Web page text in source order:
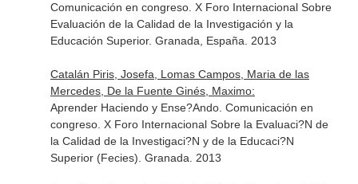
Comunicación en congreso. X Foro Internacional Sobre
Evaluación de la Calidad de la Investigación y la
Educación Superior. Granada, España. 2013
Catalán Piris, Josefa, Lomas Campos, Maria de las
Mercedes, De la Fuente Ginés, Maximo:
Aprender Haciendo y Ense?Ando. Comunicación en
congreso. X Foro Internacional Sobre la Evaluaci?N de
la Calidad de la Investigaci?N y de la Educaci?N
Superior (Fecies). Granada. 2013